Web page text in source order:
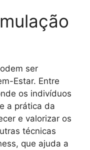
ser
Estar. Entre
os indivíduos
a prática da
e valorizar os
técnicas
que ajuda a